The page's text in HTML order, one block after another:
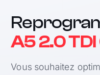
A5 2.0 TDI
Vous souhaitez